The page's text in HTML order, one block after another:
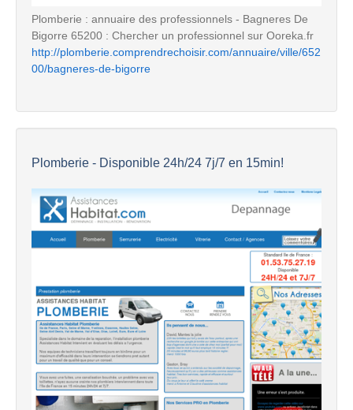
Plomberie : annuaire des professionnels - Bagneres De
Bigorre 65200 : Chercher un professionnel sur Ooreka.fr
http://plomberie.comprendrechoisir.com/annuaire/ville/652
00/bagneres-de-bigorre
Plomberie - Disponible 24h/24 7j/7 en 15min!